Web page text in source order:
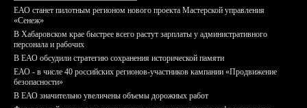
ЕАО станет пилотным регионом нового проекта Мастерской управления
«Сенеж»
В Хабаровском крае быстрее всего растут зарплаты у административного
персонала и рабочих
В ЕАО обсудили стратегию сохранения исторической памяти
ЕАО - в числе 40 российских регионов-участников кампании «Продвижение
безопасности»
В ЕАО значительно увеличены объемы дорожных работ